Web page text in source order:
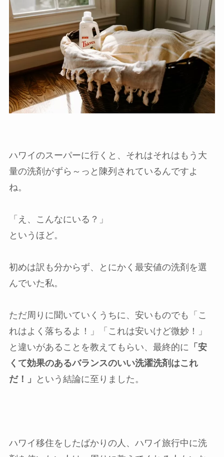
ハワイのスーパーに行くと、それはそれはもう大
量の洗剤がずら～っと陳列されているんですよ
ね。
「え、こんなにいる？」
というほど。
初めは訳も分からず、とにかく最安値の洗剤を選
んでいた私。
ただ周りに聞いていくうちに、安いものでも「こ
れはよく落ちるよ！」「これは安いけど微妙！」
と違いがあることを教えてもらい、最終的に 「安
くて効果のあるバランスのいい洗濯洗剤はこれ
だ！」
という結論に至りました。
ハワイ移住をしたばかりの人、ハワイ旅行中に洗